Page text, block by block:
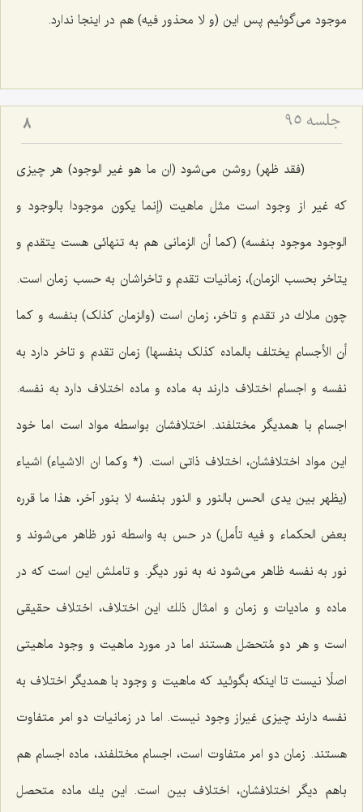
موجود مى‌گوئیم پس این (و لا محذور فیه) هم در اینجا ندارد.
جلسه ۹۵ 8
(فقد ظهر) روشن مى‌شود(ان ما هو غیر الوجود) هر چیزى
كه غیر از وجود است مثل ماهیت (إنما یکون موجودا بالوجود و
الوجود موجود بنفسه) (کما أن الزمانى هم به تنهائى هست یتقدم و
یتاخر بحسب الزمان)، زمانیات تقدم و تاخراشان به حسب زمان است.
چون ملاك در تقدم و تاخر، زمان است (والزمان کذلک) بنفسه و کما
أن الأجسام یختلف بالماده کذلک بنفسها) زمان تقدم و تاخر دارد به
نفسه و اجسام اختلاف دارند به ماده و ماده اختلاف دارد به نفسه.
اجسام با همدیگر مختلفند. اختلافشان بواسطه مواد است اما خود
این مواد اختلافشان، اختلاف ذاتى است. (* وکما ان الاشیاء)اشیاء
(یظهر بین یدى الحس بالنور و النور بنفسه لا بنور آخر، هذا ما قرره
بعض الحکماء و فیه تأمل)در حس به واسطه نور ظاهر مى‌شوند و
نور به نفسه ظاهر مى‌شود نه به نور دیگر. و تاملش این است كه در
ماده و مادیات و زمان و امثال ذلك این اختلاف، اختلاف حقیقى
است و هر دو مُتحصّل هستند اما در مورد ماهیت و وجود ماهیتى
اصلًا نیست تا اینكه بگوئید كه ماهیت و وجود با همدیگر اختلاف به
نفسه دارند چیزى غیراز وجود نیست. اما در زمانیات دو امر متفاوت
هستند. زمان دو امر متفاوت است، اجسام مختلفند، ماده اجسام هم
باهم دیگر اختلافشان، اختلاف بین است. این یك ماده متحصل